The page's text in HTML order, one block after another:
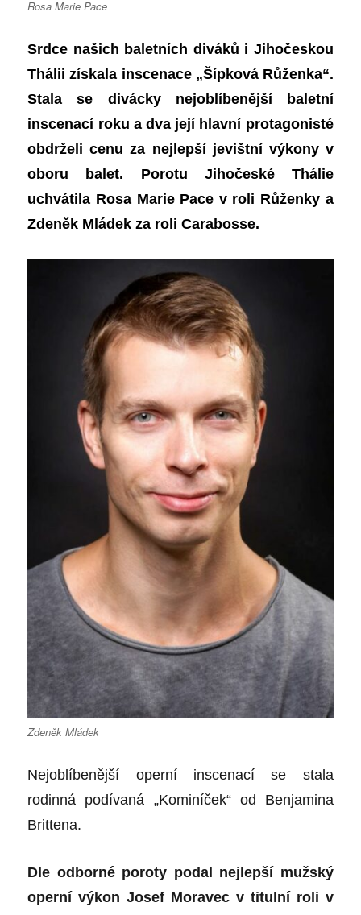
Rosa Marie Pace
Srdce našich baletních diváků i Jihočeskou
Thálii získala inscenace „Šípková Růženka“.
Stala se divácky nejoblíbenější baletní
inscenací roku a dva její hlavní protagonisté
obdrželi cenu za nejlepší jevištní výkony v
oboru balet. Porotu Jihočeské Thálie
uchvátila Rosa Marie Pace v roli Růženky a
Zdeněk Mládek za roli Carabosse.
Zdeněk Mládek
Nejoblíbenější operní inscenací se stala
rodinná podívaná „Kominíček“ od Benjamina
Brittena.
Dle odborné poroty podal nejlepší mužský
operní výkon Josef Moravec v titulní roli v